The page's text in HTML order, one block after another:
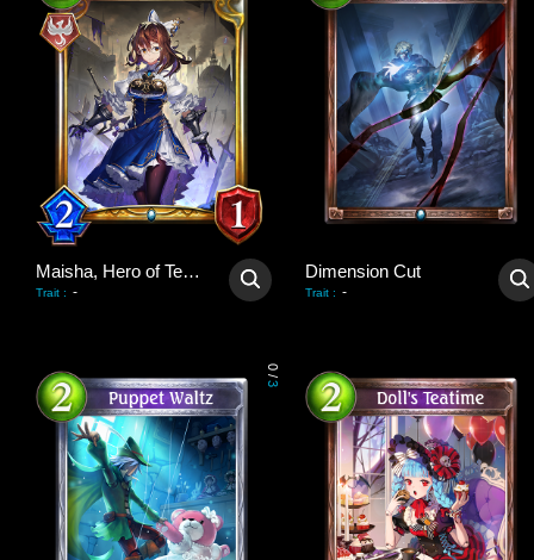
Maisha, Hero of Tenacity
Trait : -
Dimension Cut
Trait : -
0
/
3